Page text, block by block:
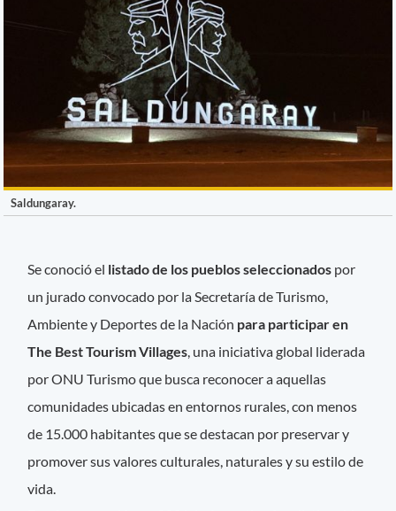
Saldungaray.
Se conoció el listado de los pueblos seleccionados por
un jurado convocado por la Secretaría de Turismo,
Ambiente y Deportes de la Nación para participar en
The Best Tourism Villages , una iniciativa global liderada
por ONU Turismo que busca reconocer a aquellas
comunidades ubicadas en entornos rurales, con menos
de 15.000 habitantes que se destacan por preservar y
promover sus valores culturales, naturales y su estilo de
vida.